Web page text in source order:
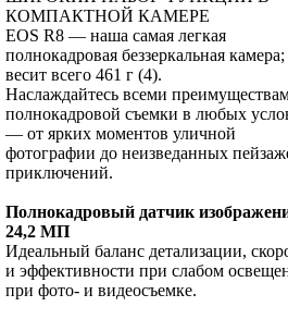
КОМПАКТНОЙ КАМЕРЕ
EOS R8 — наша самая легкая
полнокадровая беззеркальная
весит всего 461 г (4).
Наслаждайтесь всеми
полнокадровой съемки в любых
— от ярких моментов уличной
фотографии до неизведанных
приключений.
Полнокадровый датчик
24,2 МП
Идеальный баланс детализации,
и эффективности при слабом
при фото- и видеосъемке.